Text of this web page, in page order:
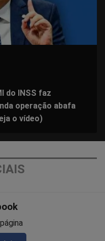
do INSS faz
operação abafa
o vídeo)